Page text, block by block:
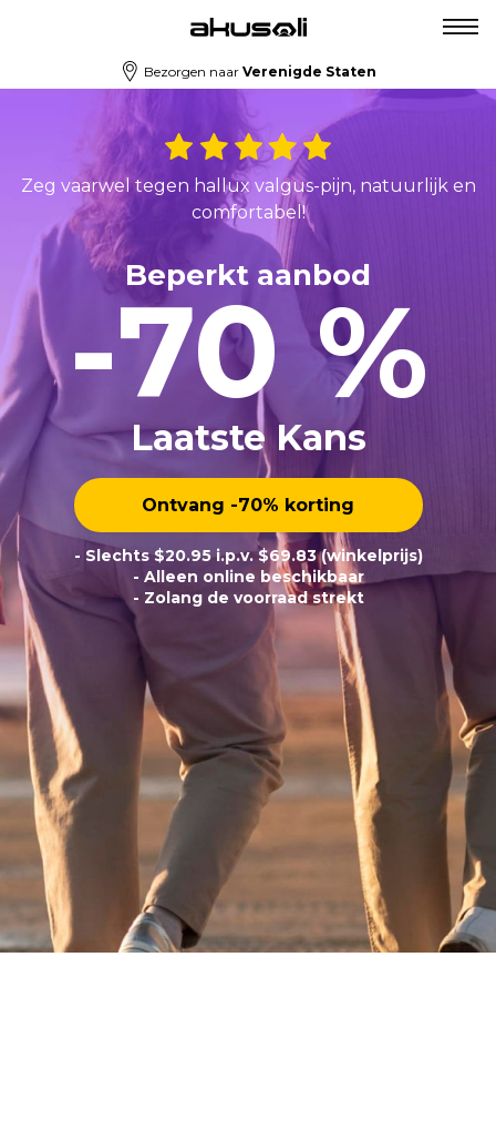
Bezorgen naar Verenigde Staten
Zeg vaarwel tegen hallux valgus-pijn, natuurlijk en
comfortabel!
Beperkt aanbod
-70 %
Laatste Kans
Ontvang -70% korting
- Slechts $20.95 i.p.v. $69.83 (winkelprijs)
- Alleen online beschikbaar
- Zolang de voorraad strekt